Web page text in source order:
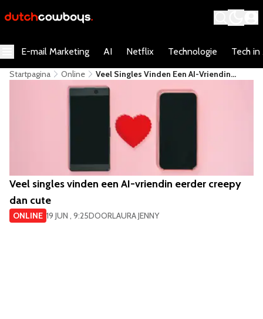
E-mail Marketing AI Netflix Technologie Tech in
Startpagina Online
Veel Singles Vinden Een AI-Vriendin
Eerder Creepy Dan Cute
Veel singles vinden een AI-vriendin eerder creepy
dan cute
ONLINE 19 JUN , 9:25DOORLAURA JENNY